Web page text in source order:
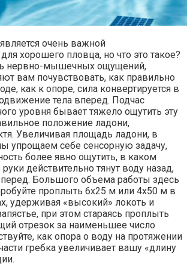
очень важной
хорошего пловца, но что это такое?
нервно-мышечных ощущений,
вам почувствовать, как правильно
как к опоре, сила конвертируется в
тела вперед. Подчас
уровня бывает тяжело ощутить эту
положение ладони,
Увеличивая площадь ладони, в
упрощаем себе сенсорную задачу,
более явно ощутить, в каком
действительно тянут воду назад,
Большого объема работы здесь
проплыть 6х25 м или 4х50 м в
удерживая «высокий» локоть и
при этом стараясь проплыть
отрезок за наименьшее число
как опора о воду на протяжении
гребка увеличивает вашу «длину